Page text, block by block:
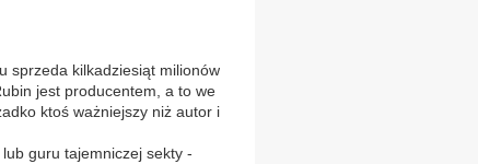
sprzeda kilkadziesiąt milionów
jest producentem, a to we
ktoś ważniejszy niż autor i
lub guru tajemniczej sekty -